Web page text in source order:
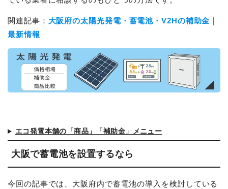
関連記事： 大阪府の太陽光発電・蓄電池・V2Hの補助金｜
最新情報
エコ発電本舗の「商品」「補助金」メニュー
大阪で蓄電池を設置するなら
今回の記事では、大阪府内で蓄電池の導入を検討している